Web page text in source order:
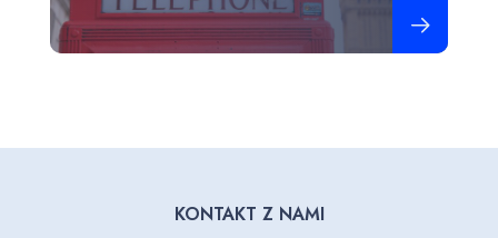
KONTAKT Z NAMI